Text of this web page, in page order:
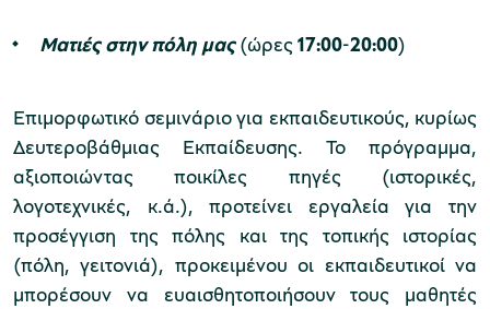
εισιτηρίων
Ματιές στην πόλη μας (ώρες 17:00-20:00)
Επιμορφωτικό σεμινάριο για εκπαιδευτικούς, κυρίως
Δευτεροβάθμιας Εκπαίδευσης. Το πρόγραμμα,
αξιοποιώντας ποικίλες πηγές (ιστορικές,
λογοτεχνικές, κ.ά.), προτείνει εργαλεία για την
προσέγγιση της πόλης και της τοπικής ιστορίας
(πόλη, γειτονιά), προκειμένου οι εκπαιδευτικοί να
μπορέσουν να ευαισθητοποιήσουν τους μαθητές